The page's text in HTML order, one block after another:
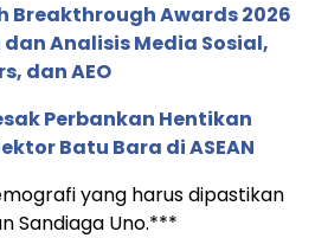
Breakthrough Awards 2026
Analisis Media Sosial,
dan AEO
Perbankan Hentikan
Batu Bara di ASEAN
yang harus dipastikan
Sandiaga Uno.***